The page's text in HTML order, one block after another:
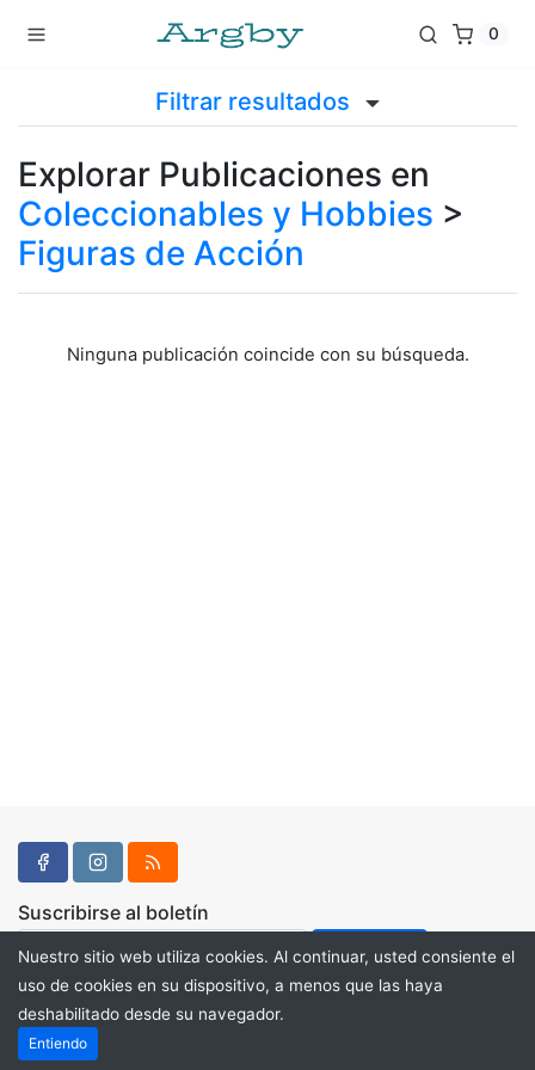
0
Filtrar resultados
Explorar Publicaciones en
Coleccionables y Hobbies >
Figuras de Acción
Ninguna publicación coincide con su búsqueda.
Suscribirse al boletín
Powered by
Nuestro sitio web utiliza cookies. Al continuar, usted consiente el
uso de cookies en su dispositivo, a menos que las haya
deshabilitado desde su navegador.
Entiendo